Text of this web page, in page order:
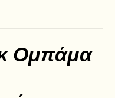
Ομπάμα